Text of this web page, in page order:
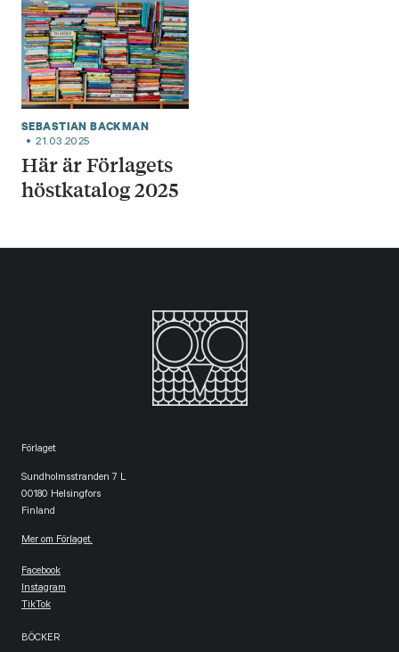
SEBASTIAN BACKMAN
21.03.2025
Här är Förlagets
höstkatalog 2025
Förlaget
Sundholmsstranden 7 L
00180 Helsingfors
Finland
Mer om Förlaget.
Facebook
Instagram
TikTok
BÖCKER